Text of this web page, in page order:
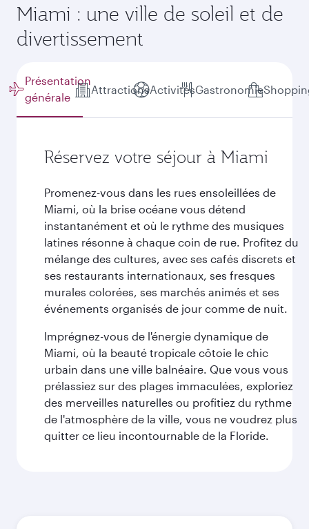
Miami : une ville de soleil et de
divertissement
Présentation
générale
AttractionsActivitésGastronomie
Réservez votre séjour à Miami
Promenez-vous dans les rues ensoleillées de
Miami, où la brise océane vous détend
instantanément et où le rythme des musiques
latines résonne à chaque coin de rue. Profitez du
mélange des cultures, avec ses cafés discrets et
ses restaurants internationaux, ses fresques
murales colorées, ses marchés animés et ses
événements organisés de jour comme de nuit.
Imprégnez-vous de l'énergie dynamique de
Miami, où la beauté tropicale côtoie le chic
urbain dans une ville balnéaire. Que vous vous
prélassiez sur des plages immaculées, exploriez
des merveilles naturelles ou profitiez du rythme
de l'atmosphère de la ville, vous ne voudrez plus
quitter ce lieu incontournable de la Floride.